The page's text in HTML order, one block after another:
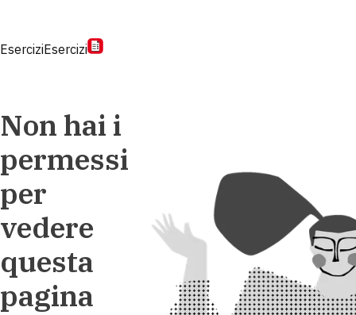
EserciziEsercizi
Non hai i
permessi
per
vedere
questa
pagina